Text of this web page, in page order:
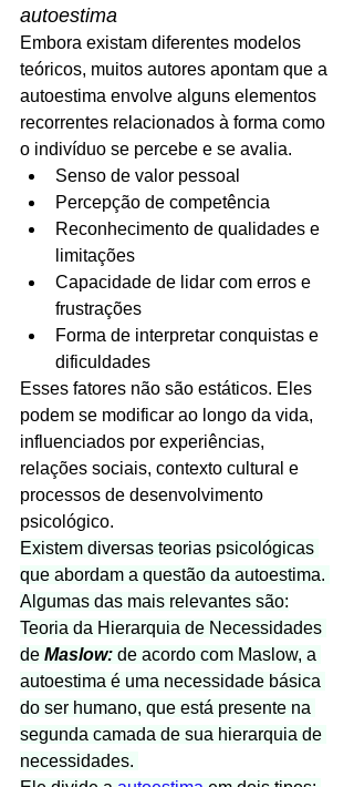
autoestima
Embora existam diferentes modelos
teóricos, muitos autores apontam que a
autoestima envolve alguns elementos
recorrentes relacionados à forma como
o indivíduo se percebe e se avalia.
Senso de valor pessoal
Percepção de competência
Reconhecimento de qualidades e
limitações
Capacidade de lidar com erros e
frustrações
Forma de interpretar conquistas e
dificuldades
Esses fatores não são estáticos. Eles
podem se modificar ao longo da vida,
influenciados por experiências,
relações sociais, contexto cultural e
processos de desenvolvimento
psicológico.
Existem diversas teorias psicológicas
que abordam a questão da autoestima.
Algumas das mais relevantes são:
Teoria da Hierarquia de Necessidades
de Maslow: de acordo com Maslow, a
autoestima é uma necessidade básica
do ser humano, que está presente na
segunda camada de sua hierarquia de
necessidades.